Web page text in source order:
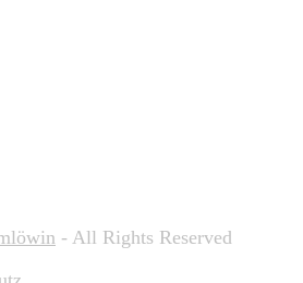
- All Rights Reserved